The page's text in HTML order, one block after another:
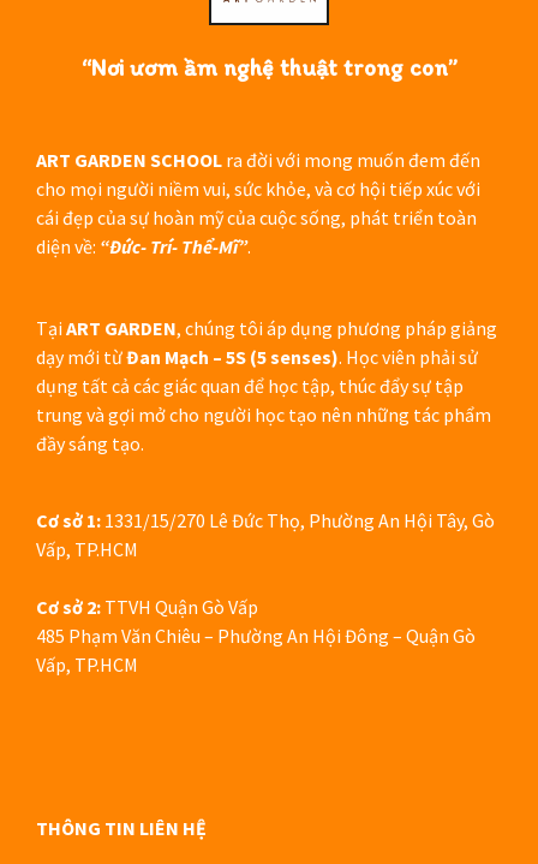
“Nơi ươm ầm nghệ thuật trong con”
ART GARDEN SCHOOL ra đời với mong muốn đem đến
cho mọi người niềm vui, sức khỏe, và cơ hội tiếp xúc với
cái đẹp của sự hoàn mỹ của cuộc sống, phát triển toàn
diện về: “Đức- Trí- Thể-Mĩ”.
Tại ART GARDEN, chúng tôi áp dụng phương pháp giảng
dạy mới từĐan Mạch – 5S (5 senses). Học viên phải sử
dụng tất cả các giác quan để học tập, thúc đẩy sự tập
trung và gợi mở cho người học tạo nên những tác phẩm
đầy sáng tạo.
Cơ sở 1: 1331/15/270 Lê Đức Thọ, Phường An Hội Tây, Gò
Vấp, TP.HCM
Cơ sở 2: TTVH Quận Gò Vấp
485 Phạm Văn Chiêu – Phường An Hội Đông – Quận Gò
Vấp, TP.HCM
THÔNG TIN LIÊN HỆ